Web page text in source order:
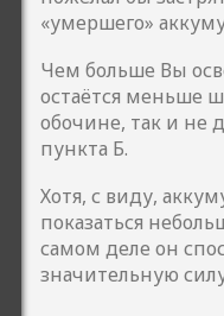
«умершего»
Чем больше Вы
остаётся меньше
обочине, так и не
пункта Б.
Хотя, с виду,
показаться
самом деле он
значительную